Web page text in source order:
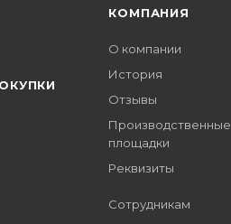
КОМПАНИЯ
О компании
История
Отзывы
Производственные
площадки
Реквизиты
Сотрудникам